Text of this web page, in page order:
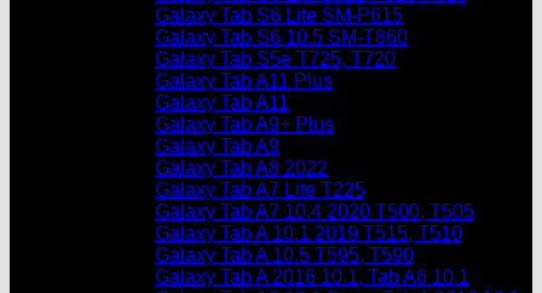
Galaxy Tab S6 Lite SM-P615
Galaxy Tab S6 10.5 SM-T860
Galaxy Tab S5e T725, T720
Galaxy Tab A11 Plus
Galaxy Tab A11
Galaxy Tab A9+ Plus
Galaxy Tab A9
Galaxy Tab A8 2022
Galaxy Tab A7 Lite T225
Galaxy Tab A7 10.4 2020 T500, T505
Galaxy Tab A 10.1 2019 T515, T510
Galaxy Tab A 10.5 T595, T590
Galaxy Tab A 2016 10.1, Tab A6 10.1